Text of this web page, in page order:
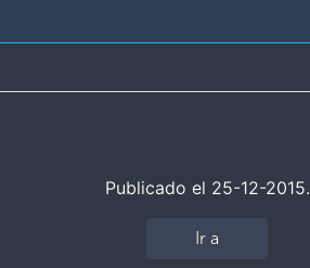
Publicado el 25-12-2015.
Ir a